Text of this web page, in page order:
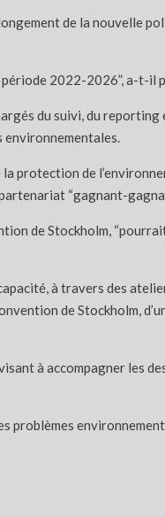
de la nouvelle
2022-2026”, a-t-il
du suivi, du
environnementales.
protection de
“gagnant-
de Stockholm,
à travers des
de Stockholm,
à accompagner les